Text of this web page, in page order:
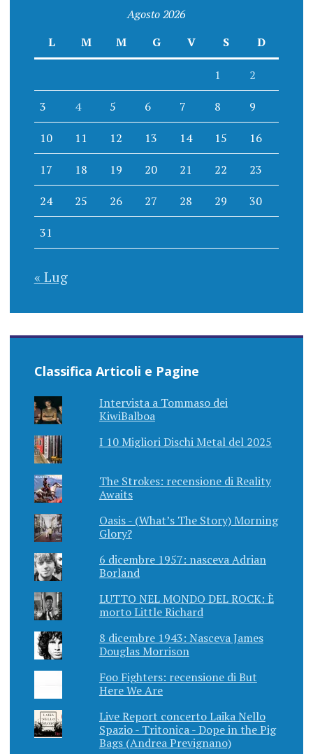
Agosto 2026
L
M M G V S D
1 2
3 4 5 6 7 8 9
10 11 12 13 14 15 16
17 18 19 20 21 22 23
24 25 26 27 28 29 30
31
« Lug
Classifica Articoli e Pagine
Intervista a Tommaso dei
KiwiBalboa
I 10 Migliori Dischi Metal del 2025
The Strokes: recensione di Reality
Awaits
Oasis - (What’s The Story) Morning
Glory?
6 dicembre 1957: nasceva Adrian
Borland
LUTTO NEL MONDO DEL ROCK: È
morto Little Richard
8 dicembre 1943: Nasceva James
Douglas Morrison
Foo Fighters: recensione di But
Here We Are
Live Report concerto Laika Nello
Spazio - Tritonica - Dope in the Pig
Bags (Andrea Prevignano)